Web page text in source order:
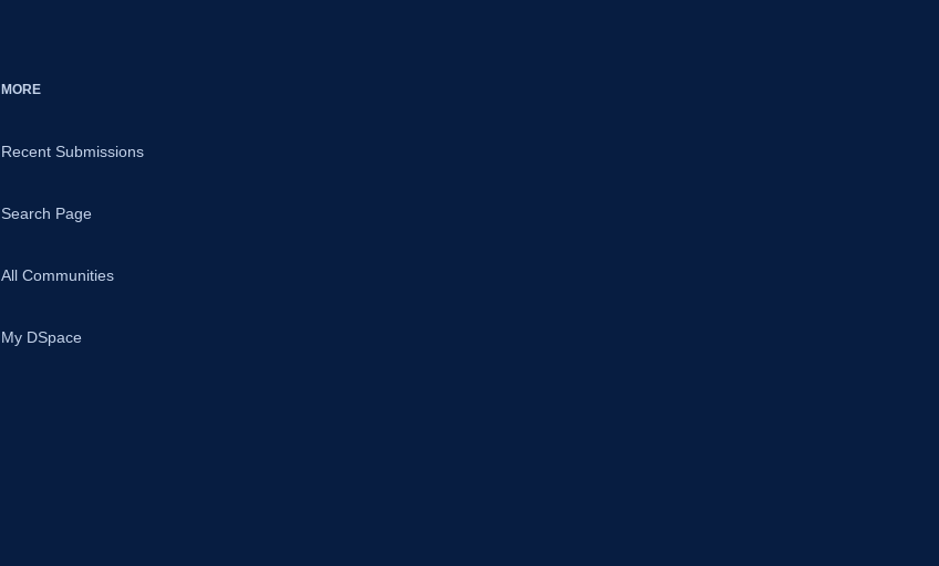
MORE
Recent Submissions
Search Page
All Communities
My DSpace